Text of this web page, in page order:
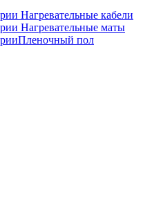
Нагревательные кабели
Нагревательные маты
Пленочный пол